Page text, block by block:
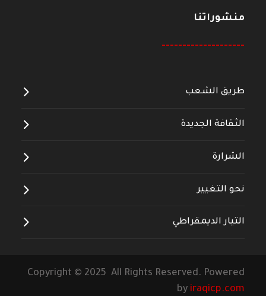
منشوراتنا
--------------------
طريق الشعب
الثقافة الجديدة
الشرارة
نحو التغيير
التيار الديمقراطي
Copyright © 2025 All Rights Reserved. Powered
by iraqicp.com